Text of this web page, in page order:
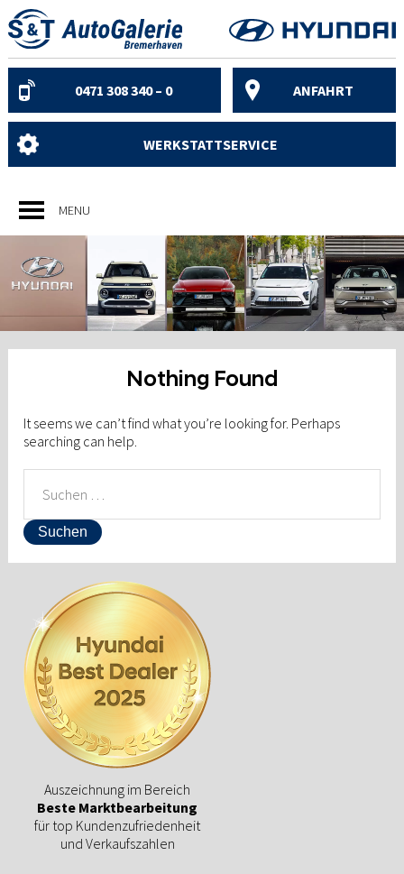
Skip
to
content
0471 308 340 – 0 ANFAHRT
WERKSTATTSERVICE
MENU
Nothing Found
It seems we can’t find what you’re looking for. Perhaps
searching can help.
NACH:
Auszeichnung im Bereich
Beste Marktbearbeitung
für top Kundenzufriedenheit
und Verkaufszahlen